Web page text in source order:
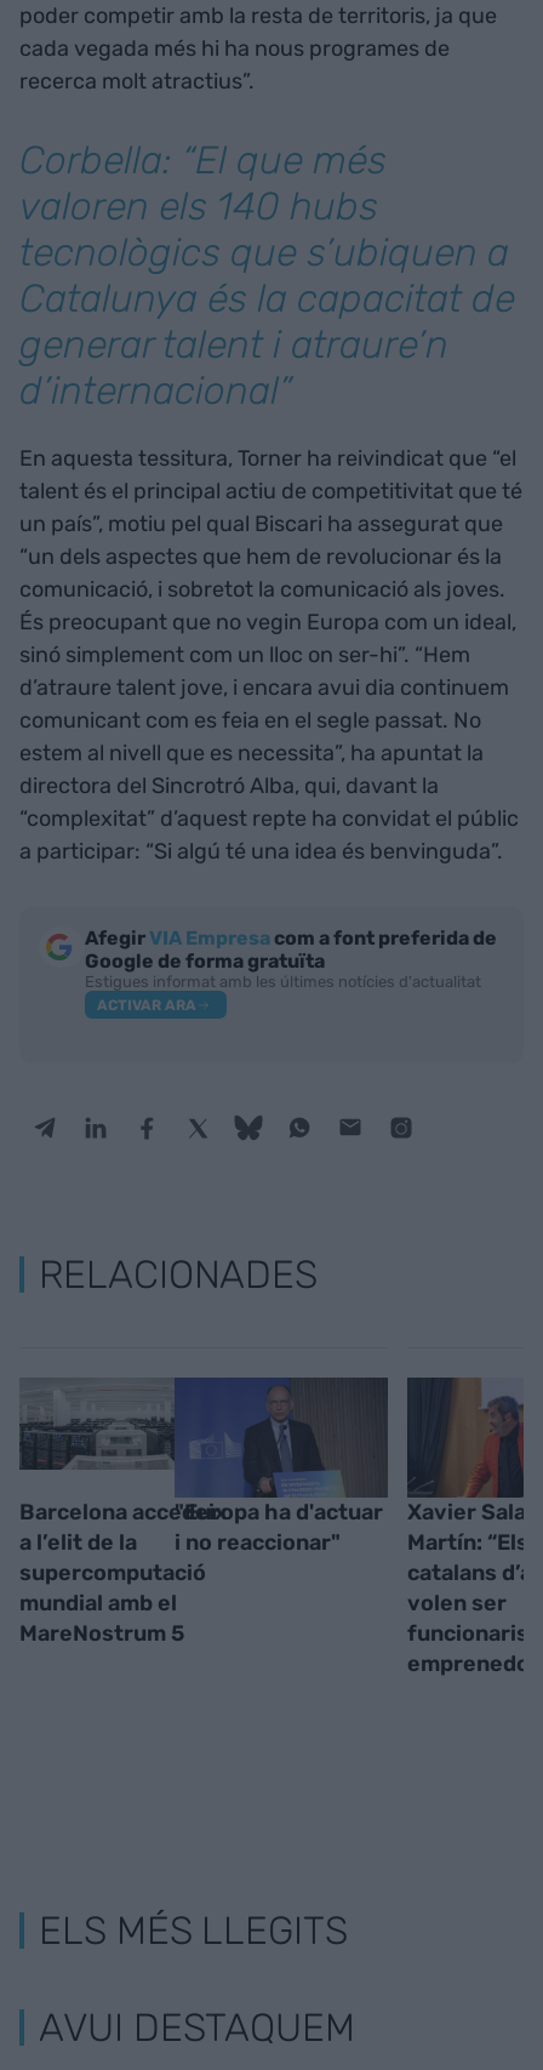
poder competir amb la resta de territoris, ja que
cada vegada més hi ha nous programes de
recerca molt atractius”.
Corbella: “El que més
valoren els 140 hubs
tecnològics que s’ubiquen a
Catalunya és la capacitat de
generar talent i atraure’n
d’internacional”
En aquesta tessitura, Torner ha reivindicat que “el
talent és el principal actiu de competitivitat que té
un país”, motiu pel qual Biscari ha assegurat que
“un dels aspectes que hem de revolucionar és la
comunicació, i sobretot la comunicació als joves.
És preocupant que no vegin Europa com un ideal,
sinó simplement com un lloc on ser-hi”. “Hem
d’atraure talent jove, i encara avui dia continuem
comunicant com es feia en el segle passat. No
estem al nivell que es necessita”, ha apuntat la
directora del Sincrotró Alba, qui, davant la
“complexitat” d’aquest repte ha convidat el públic
a participar: “Si algú té una idea és benvinguda”.
AfegirVIA Empresa com a font preferida de
Google de forma gratuïta
Estigues informat amb les últimes notícies d'actualitat
ACTIVAR ARA
RELACIONADES
Barcelona accedeix
a l’elit de la
supercomputació
mundial amb el
MareNostrum 5
"Europa ha d'actuar
i no reaccionar"
Xavier
Martín: “Els
catalans
volen ser
funcionaris,
ELS MÉS LLEGITS
AVUI DESTAQUEM